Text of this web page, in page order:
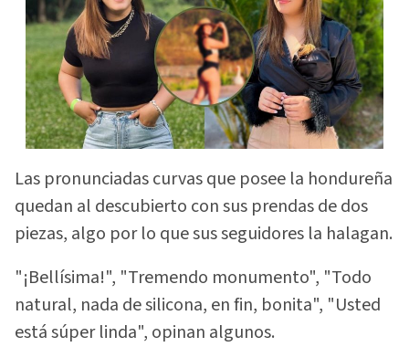
Las pronunciadas curvas que posee la hondureña
quedan al descubierto con sus prendas de dos
piezas, algo por lo que sus seguidores la halagan.
"¡Bellísima!", "Tremendo monumento", "Todo
natural, nada de silicona, en fin, bonita", "Usted
está súper linda", opinan algunos.